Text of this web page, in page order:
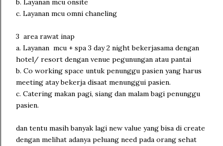
b. Layanan mcu onsite
c. Layanan mcu omni chaneling
3 area rawat inap
a. Layanan mcu + spa 3 day 2 night bekerjasama dengan
hotel/ resort dengan venue pegunungan atau pantai
b. Co working space untuk penunggu pasien yang harus
meeting atay bekerja disaat menunggui pasien.
c. Catering makan pagi, siang dan malam bagi penunggu
pasien.
dan tentu masih banyak lagi new value yang bisa di create
dengan melihat adanya peluang need pada orang sehat